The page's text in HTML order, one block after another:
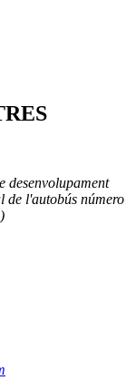
desenvolupament
de l'autobús número